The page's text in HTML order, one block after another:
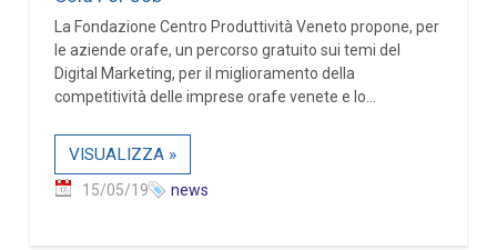
La Fondazione Centro Produttività Veneto propone, per
le aziende orafe, un percorso gratuito sui temi del
Digital Marketing, per il miglioramento della
competitività delle imprese orafe venete e lo...
VISUALIZZA »
15/05/19 news